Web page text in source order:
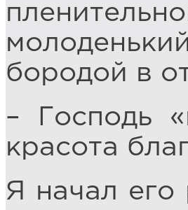
бородой в
– Господь
красота
Я начал его